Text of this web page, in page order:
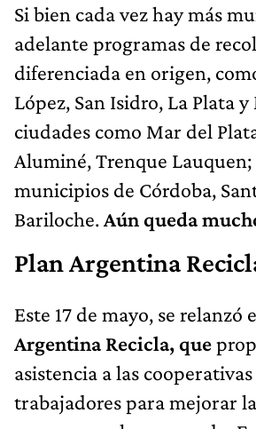
Si bien cada vez hay más
adelante programas de
diferenciada en origen,
López, San Isidro, La Plata
ciudades como Mar del
Aluminé, Trenque
municipios de Córdoba,
Bariloche.Aún queda
Plan Argentina
Este 17 de mayo, se relanzó
Argentina Recicla, que
asistencia a las cooperativas
trabajadores para mejorar